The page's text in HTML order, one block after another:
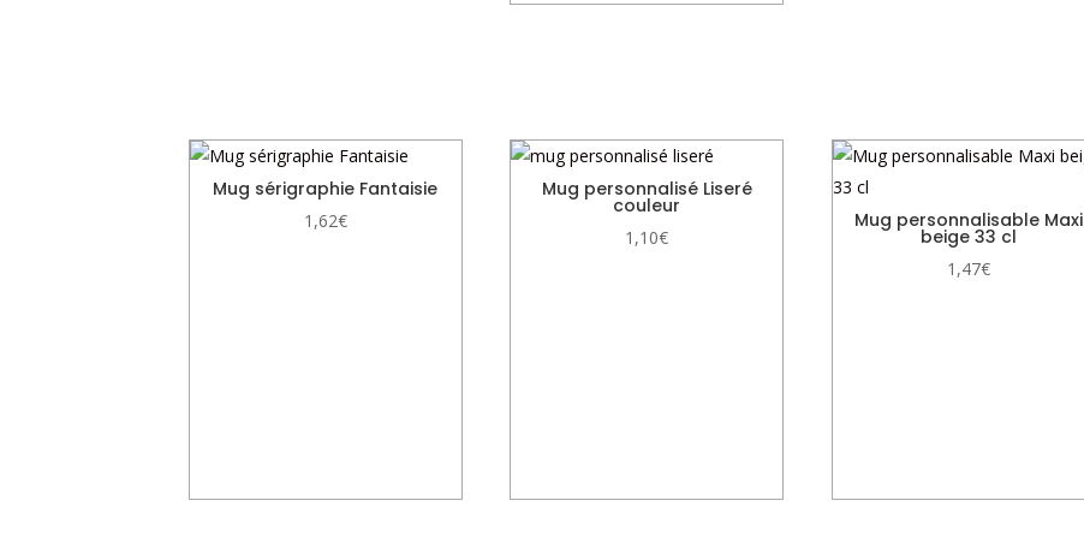
Mug sérigraphie Fantaisie
1,62€
Mug personnalisé Liseré
couleur
1,10€
Mug personnalisable Maxi
beige 33 cl
1,47€